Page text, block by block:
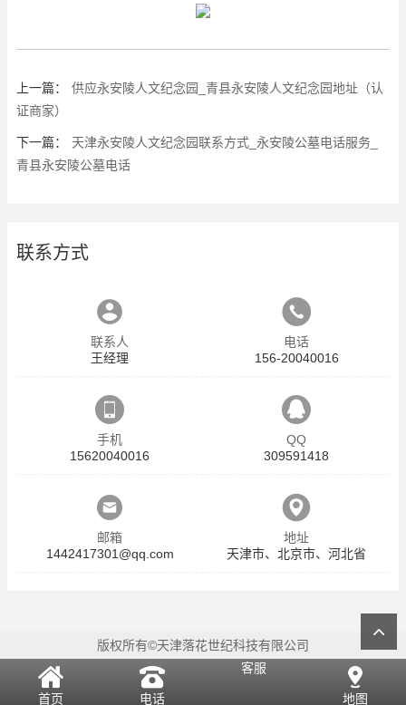
上一篇：
供应永安陵人文纪念园_青县永安陵人文纪念园地址（认
证商家）
下一篇：
天津永安陵人文纪念园联系方式_永安陵公墓电话服务_
青县永安陵公墓电话
联系方式
联系人
王经理
电话
156-20040016
手机
15620040016
QQ
309591418
邮箱
1442417301@qq.com
地址
天津市、北京市、河北省
版权所有©天津落花世纪科技有限公司
首页 电话
客服
地图